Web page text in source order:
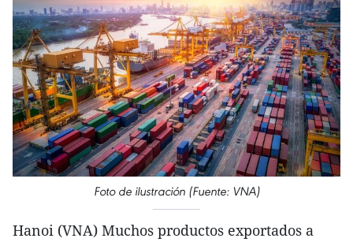
Foto de ilustración (Fuente: VNA)
Hanoi (VNA) Muchos productos exportados a